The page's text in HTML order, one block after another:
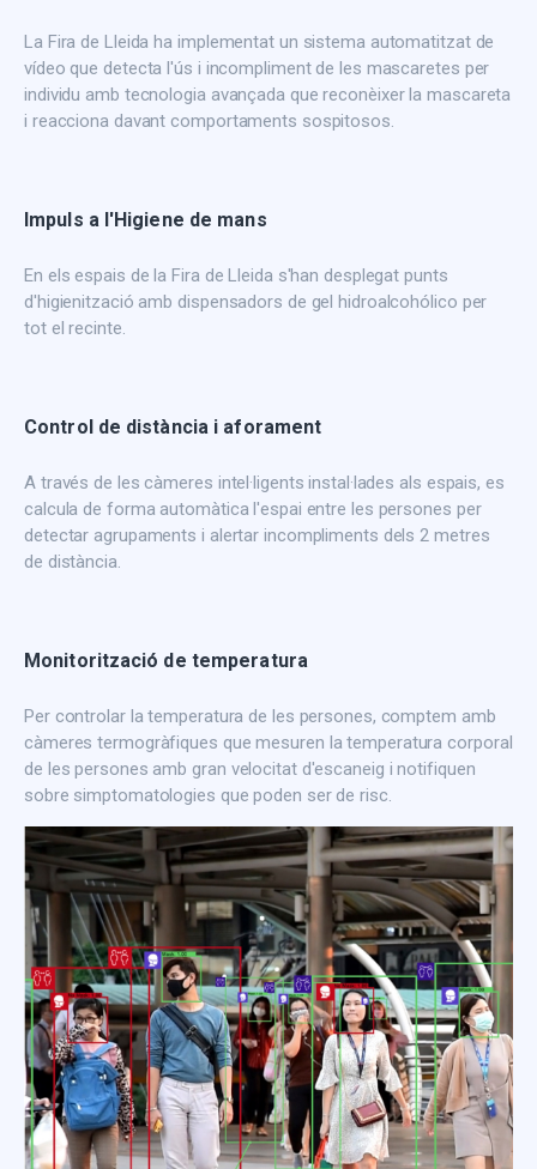
La Fira de Lleida ha implementat un sistema automatitzat de
vídeo que detecta l'ús i incompliment de les mascaretes per
individu amb tecnologia avançada que reconèixer la mascareta
i reacciona davant comportaments sospitosos.
Impuls a l'Higiene de mans
En els espais de la Fira de Lleida s'han desplegat punts
d'higienització amb dispensadors de gel hidroalcohólico per
tot el recinte.
Control de distància i aforament
A través de les càmeres intel·ligents instal·lades als espais, es
calcula de forma automàtica l'espai entre les persones per
detectar agrupaments i alertar incompliments dels 2 metres
de distància.
Monitorització de temperatura
Per controlar la temperatura de les persones, comptem amb
càmeres termogràfiques que mesuren la temperatura corporal
de les persones amb gran velocitat d'escaneig i notifiquen
sobre simptomatologies que poden ser de risc.